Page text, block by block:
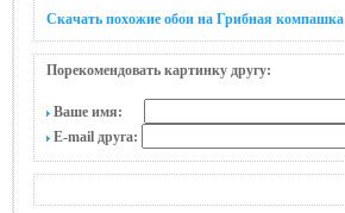
Скачать похожие обои на Грибная компашка
Порекомендовать картинку другу:
Ваше имя:
E-mail друга: